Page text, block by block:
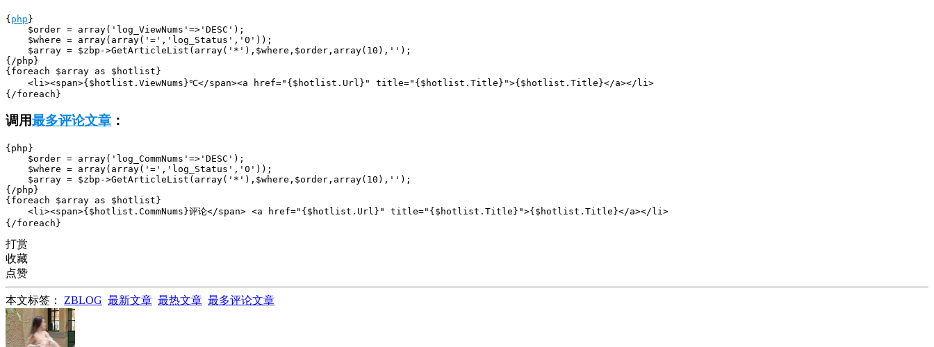
{ php }
$order = array('log_ViewNums'=>'DESC');
$where = array(array('=','log_Status','0'));
$array = $zbp->GetArticleList(array('*'),$where,$order,array(10),'');
{/php}
{foreach $array as $hotlist}
<li><span>{$hotlist.ViewNums}℃</span><a href="{$hotlist.Url}" title="{$hotlist.Title}">{$hotlist.Title}</a></li>
{/foreach}
调用最多评论文章 ：
{php}
$order = array('log_CommNums'=>'DESC');
$where = array(array('=','log_Status','0'));
$array = $zbp->GetArticleList(array('*'),$where,$order,array(10),'');
{/php}
{foreach $array as $hotlist}
<li><span>{$hotlist.CommNums}评论</span> <a href="{$hotlist.Url}" title="{$hotlist.Title}">{$hotlist.Title}</a></li>
{/foreach}
打赏
收藏
点赞
本文标签： ZBLOG 最新文章 最热文章 最多评论文章